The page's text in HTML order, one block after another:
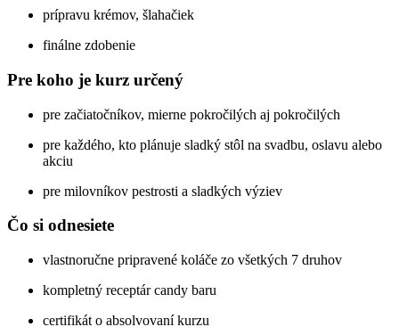
prípravu krémov, šlahačiek
finálne zdobenie
Pre koho je kurz určený
pre začiatočníkov, mierne pokročilých aj pokročilých
pre každého, kto plánuje sladký stôl na svadbu, oslavu alebo
akciu
pre milovníkov pestrosti a sladkých výziev
Čo si odnesiete
vlastnoručne pripravené koláče zo všetkých 7 druhov
kompletný receptár candy baru
certifikát o absolvovaní kurzu